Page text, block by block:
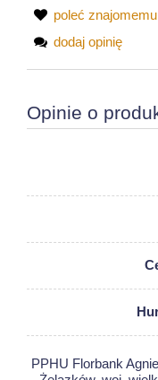
poleć znajomemu
dodaj opinię
Opinie o
PPHU Florbank